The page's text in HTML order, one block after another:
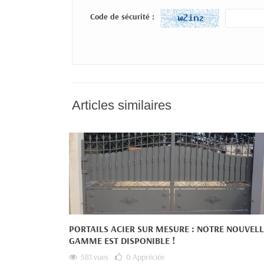
Code de sécurité :
Articles similaires
PORTAILS ACIER SUR MESURE : NOTRE
GAMME EST DISPONIBLE !
581 vues 0 Appréciée